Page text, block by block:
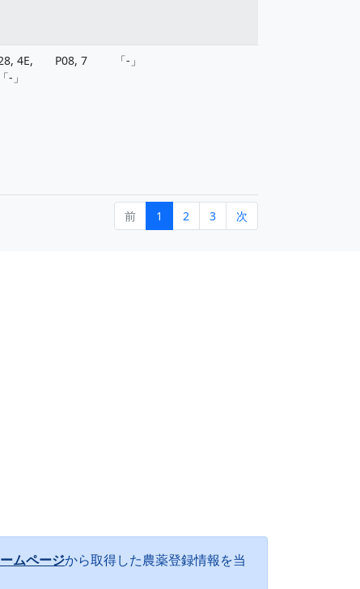
4E,
「-」
P08, 7 「-」
前 1 2 3 次
ムページから取得した農薬登録情報を当